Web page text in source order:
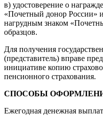
в) удостоверение о
«Почетный донор России»
нагрудным знаком
образцов.
Для получения
(представитель) вправе
инициативе копию
пенсионного страхования.
СПОСОБЫ
Ежегодная денежная